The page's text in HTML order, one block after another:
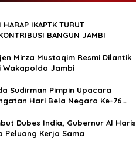
HARAP IKAPTK TURUT
BANGUN JAMBI
Mirza Mustaqim Resmi Dilantik
Wakapolda Jambi
Sudirman Pimpin Upacara
Hari Bela Negara Ke-76
Dubes India, Gubernur Al Haris
Peluang Kerja Sama